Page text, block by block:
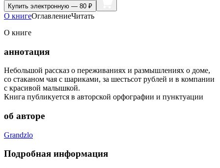
Купить электронную — 80 ₽
О книгеОглавлениеЧитать
О книге
аннотация
Небольшой рассказ о переживаниях и размышлениях о доме,
со стаканом чая с шариками, за шестьсот рублей и в компании
с красивой малышкой.
Книга публикуется в авторской орфографии и пунктуации
об авторе
Grandzlo
Подробная информация